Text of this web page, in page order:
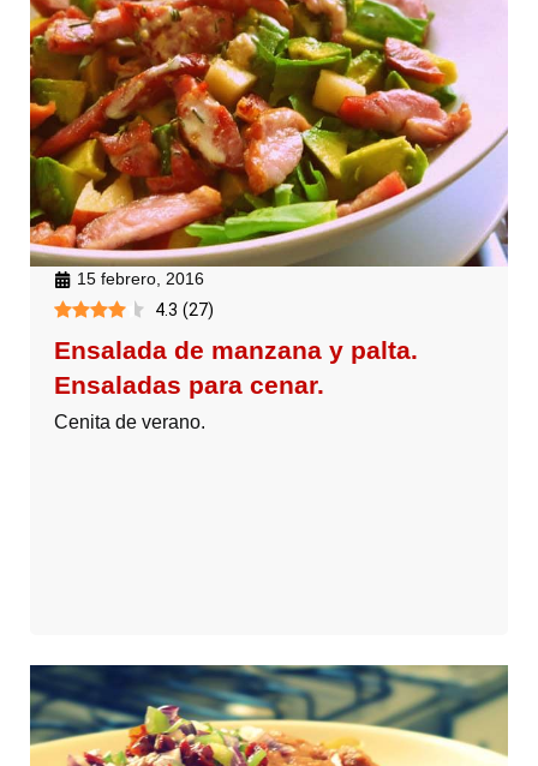
15 febrero, 2016
4.3 (27)
Ensalada de manzana y palta.
Ensaladas para cenar.
Cenita de verano.